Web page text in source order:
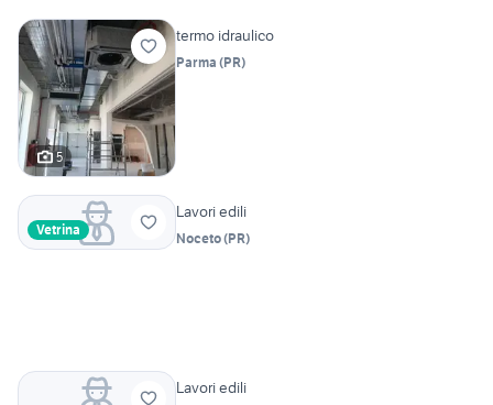
5
termo idraulico
Parma (PR)
Vetrina
Lavori edili
Noceto(PR)
Lavori edili